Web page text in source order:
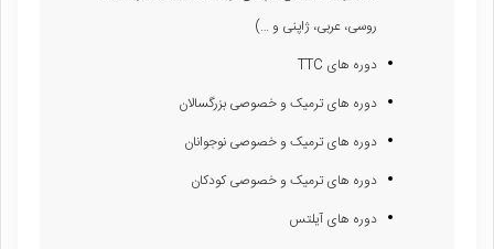
روسی، عربی، ژاپنی و …)
دوره های TTC
دوره های ترمیک و خصوصی بزرگسالان
دوره های ترمیک و خصوصی نوجوانان
دوره های ترمیک و خصوصی کودکان
دوره های آیلتس